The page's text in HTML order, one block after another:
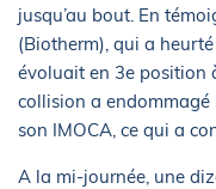
jusqu’au bout. En
(Biotherm), qui a
évoluait en 3e position
collision a
son IMOCA, ce qui a
A la mi-journée, une